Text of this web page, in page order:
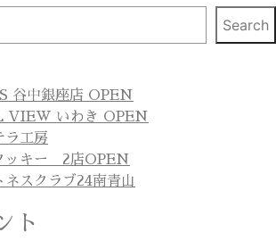
Search
谷中銀座店 OPEN
いわき OPEN
工房
ッキー 2店OPEN
ネスクラブ24南青山
ト